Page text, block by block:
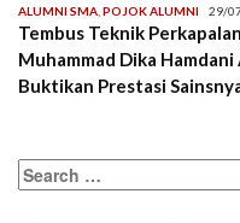
ALUMNI SMA POJOK ALUMNI 29/
Tembus Teknik
Muhammad Dika
Buktikan Prestasi
Search
for: